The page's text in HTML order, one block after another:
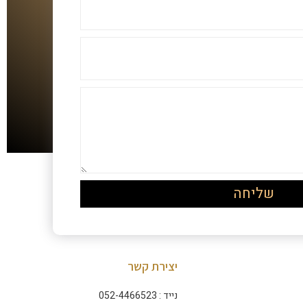
שליחה
יצירת קשר
נייד : 052-4466523